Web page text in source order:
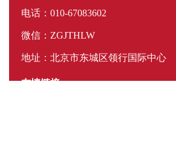
电话：010-67083602
微信：ZGJTHLW
地址：北京市东城区领行国际中心
友情链接